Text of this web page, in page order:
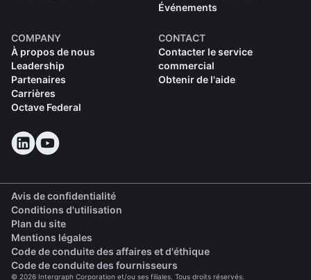
Événements
COMPANY
À propos de nous
Leadership
Partenaires
Carrières
Octave Federal
CONTACT
Contacter le service
commercial
Obtenir de l'aide
Avis de confidentialité
Conditions d'utilisation
Plan du site
Mentions légales
Code de conduite des affaires et d'éthique(opens in a new tab)
Code de conduite des fournisseurs
© 2026 Intergraph Corporation et/ou ses filiales. Tous droits réservés.